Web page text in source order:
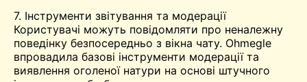
7. Інструменти звітування та модерації
Користувачі можуть повідомляти про неналежну
поведінку безпосередньо з вікна чату. Ohmegle
впровадила базові інструменти модерації та
виявлення оголеної натури на основі штучного